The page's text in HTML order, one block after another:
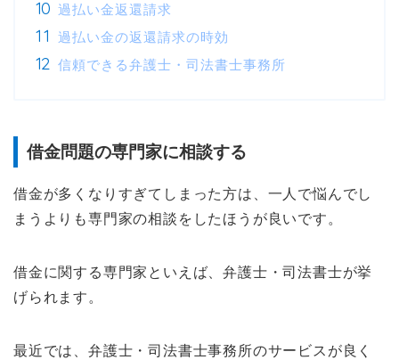
過払い金返還請求
過払い金の返還請求の時効
信頼できる弁護士・司法書士事務所
借金問題の専門家に相談する
借金が多くなりすぎてしまった方は、一人で悩んでし
まうよりも専門家の相談をしたほうが良いです。
借金に関する専門家といえば、弁護士・司法書士が挙
げられます。
最近では、弁護士・司法書士事務所のサービスが良く